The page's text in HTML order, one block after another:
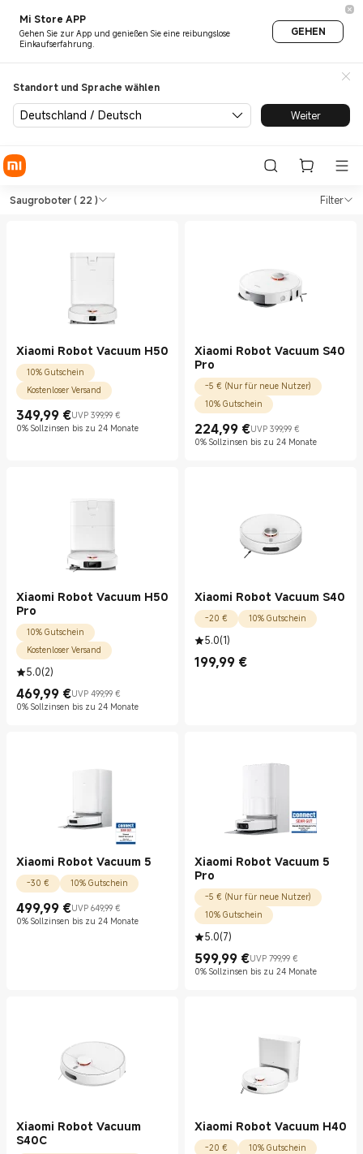
Mi Store APP
Gehen Sie zur App und genießen Sie eine reibungslose
Einkaufserfahrung.
GEHEN
Standort und Sprache wählen
Deutschland / Deutsch Weiter
Shop Staubsauger
Saugroboter( 22 ) Filter
Shop Staubsauger Saugroboter in
Xiaomi Robot Vacuum H50
10% Gutschein
Kostenloser Versand
349,99 €
Current Price €349.99
UVP 399,99 €
UVP 399,99 €
0% Sollzinsen bis zu 24 Monate
Xiaomi Robot Vacuum S40
Pro
-5 € (Nur für neue Nutzer)
10% Gutschein
224,99 €
Current Price €224.99
UVP 399,99 €
UVP 399,99 €
0% Sollzinsen bis zu 24 Monate
Xiaomi Robot Vacuum H50
Pro
10% Gutschein
Kostenloser Versand
5.0(2)
469,99 €
Current Price €469.99
UVP 499,99 €
UVP 499,99 €
0% Sollzinsen bis zu 24 Monate
Xiaomi Robot Vacuum S40
-20 € 10% Gutschein
5.0(1)
199,99 €
Current Price €199.99
Xiaomi Robot Vacuum 5
-30 € 10% Gutschein
499,99 €
Current Price €499.99
UVP 649,99 €
UVP 649,99 €
0% Sollzinsen bis zu 24 Monate
Xiaomi Robot Vacuum 5
Pro
-5 € (Nur für neue Nutzer)
10% Gutschein
5.0(7)
599,99 €
Current Price €599.99
UVP 799,99 €
UVP 799,99 €
0% Sollzinsen bis zu 24 Monate
Xiaomi Robot Vacuum
S40C
Xiaomi Robot Vacuum H40
-20 € 10% Gutschein